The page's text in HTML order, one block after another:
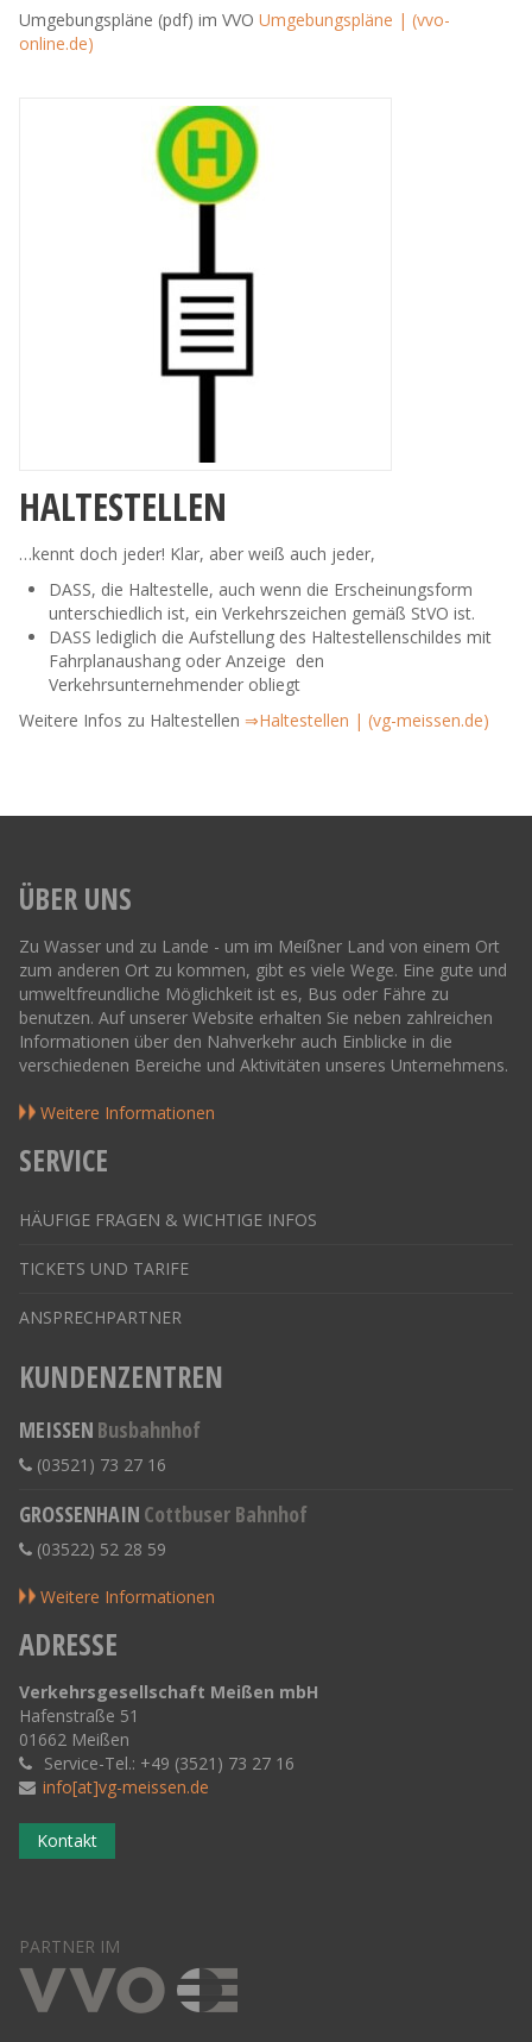
Umgebungspläne (pdf) im VVO Umgebungspläne | (vvo-
online.de)
HALTESTELLEN
…kennt doch jeder! Klar, aber weiß auch jeder,
DASS, die Haltestelle, auch wenn die Erscheinungsform
unterschiedlich ist, ein Verkehrszeichen gemäß StVO ist.
DASS lediglich die Aufstellung des Haltestellenschildes mit
Fahrplanaushang oder Anzeige den
Verkehrsunternehmender obliegt
Weitere Infos zu Haltestellen ⇒Haltestellen | (vg-meissen.de)
ÜBER UNS
Zu Wasser und zu Lande - um im Meißner Land von einem Ort
zum anderen Ort zu kommen, gibt es viele Wege. Eine gute und
umweltfreundliche Möglichkeit ist es, Bus oder Fähre zu
benutzen. Auf unserer Website erhalten Sie neben zahlreichen
Informationen über den Nahverkehr auch Einblicke in die
verschiedenen Bereiche und Aktivitäten unseres Unternehmens.
Weitere Informationen
SERVICE
HÄUFIGE FRAGEN & WICHTIGE INFOS
TICKETS UND TARIFE
ANSPRECHPARTNER
KUNDENZENTREN
MEISSEN Busbahnhof
(03521) 73 27 16
GROSSENHAIN Cottbuser Bahnhof
(03522) 52 28 59
Weitere Informationen
ADRESSE
Verkehrsgesellschaft Meißen mbH
Hafenstraße 51
01662 Meißen
Service-Tel.: +49 (3521) 73 27 16
info[at]vg-meissen.de
Kontakt
PARTNER IM